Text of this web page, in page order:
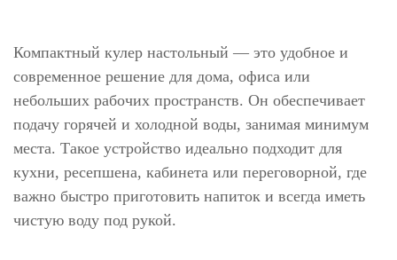
Компактный кулер настольный — это удобное и
современное решение для дома, офиса или
небольших рабочих пространств. Он обеспечивает
подачу горячей и холодной воды, занимая минимум
места. Такое устройство идеально подходит для
кухни, ресепшена, кабинета или переговорной, где
важно быстро приготовить напиток и всегда иметь
чистую воду под рукой.